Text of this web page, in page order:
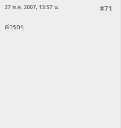
#71
27 พ.ค. 2007, 13:57 น.
ค่ารถๆ